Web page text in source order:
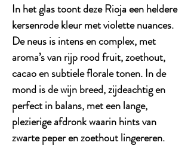
In het glas toont deze Rioja eenheldere
kersenrode kleurmet violette nuances.
De neus is intens en complex, met
aroma’s vanrijp rood fruit, zoethout,
cacao en subtiele florale tonen. In de
mond is de wijnbreed, zijdeachtig en
perfect in balans, met een lange,
plezierige afdronk waarin hints van
zwarte peper en zoethout lingereren.